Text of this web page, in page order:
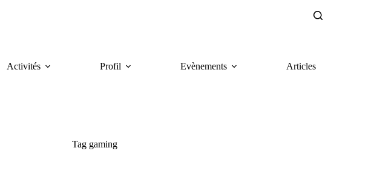
Activités Profil Evènements Articles
Tag gaming